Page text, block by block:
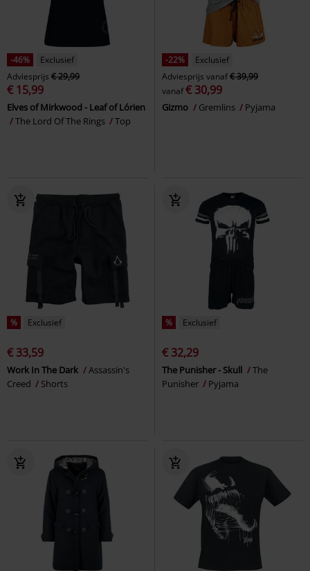
-46%
Exclusief
Adviesprijs € 29,99
€ 15,99
Elves of Mirkwood - Leaf of Lórien
The Lord Of The Rings
Top
-22%
Exclusief
Adviesprijs vanaf€ 39,99
vanaf€ 30,99
Gizmo Gremlins Pyjama
% Exclusief
€ 33,59
Work In The Dark
Assassin's
Creed
Shorts
% Exclusief
€ 32,29
The Punisher - Skull
The
Punisher
Pyjama